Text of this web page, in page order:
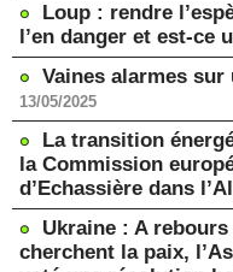
Loup : rendre
l’en danger et est-ce
Vaines alarmes
13/05/2025
La transition
la Commission
d’Echassière dans
Ukraine : A
cherchent la paix,